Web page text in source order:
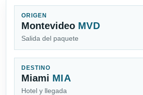
ORIGEN
Montevideo MVD
Salida del paquete
DESTINO
Miami MIA
Hotel y llegada